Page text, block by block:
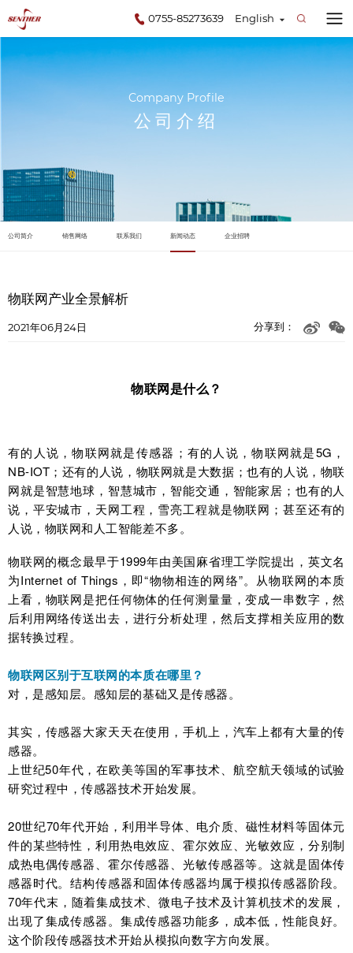
English
0755-85273639
Company Profile
公司介绍
公司简介 销售网络 联系我们 新闻动态 企业招聘
物联网产业全景解析
2021年06月24日 分享到：
物联网是什么？
有的人说，物联网就是传感器；有的人说，物联网就是5G，
NB-IOT；还有的人说，物联网就是大数据；也有的人说，物联
网就是智慧地球，智慧城市，智能交通，智能家居；也有的人
说，平安城市，天网工程，雪亮工程就是物联网；甚至还有的
人说，物联网和人工智能差不多。
物联网的概念最早于1999年由美国麻省理工学院提出，英文名
为Internet of Things，即“物物相连的网络”。从物联网的本质
上看，物联网是把任何物体的任何测量量，变成一串数字，然
后利用网络传送出去，进行分析处理，然后支撑相关应用的数
据转换过程。
物联网区别于互联网的本质在哪里？
对，是感知层。感知层的基础又是传感器。
其实，传感器大家天天在使用，手机上，汽车上都有大量的传
感器。
上世纪50年代，在欧美等国的军事技术、航空航天领域的试验
研究过程中，传感器技术开始发展。
20世纪70年代开始，利用半导体、电介质、磁性材料等固体元
件的某些特性，利用热电效应、霍尔效应、光敏效应，分别制
成热电偶传感器、霍尔传感器、光敏传感器等。这就是固体传
感器时代。结构传感器和固体传感器均属于模拟传感器阶段。
70年代末，随着集成技术、微电子技术及计算机技术的发展，
出现了集成传感器。集成传感器功能多，成本低，性能良好。
这个阶段传感器技术开始从模拟向数字方向发展。